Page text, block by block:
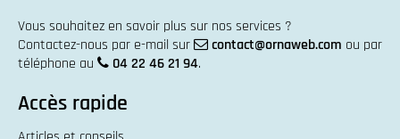
Vous souhaitez en savoir plus sur nos services ?
Contactez-nous par e-mail sur
contact@ornaweb.com ou par
téléphone au
04 22 46 21 94.
Accès rapide